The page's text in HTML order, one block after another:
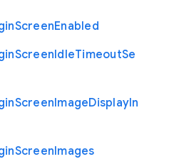
ScreenEnabled
ScreenIdleTimeoutSe
ScreenImageDisplayIn
ScreenImages